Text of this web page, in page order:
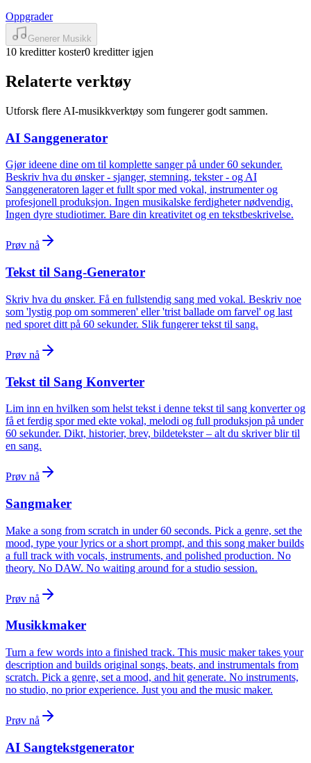
Oppgrader
Generer Musikk
10 kreditter koster0 kreditter igjen
Relaterte verktøy
Utforsk flere AI-musikkverktøy som fungerer godt sammen.
AI Sanggenerator
Gjør ideene dine om til komplette sanger på under 60 sekunder.
Beskriv hva du ønsker - sjanger, stemning, tekster - og AI
Sanggeneratoren lager et fullt spor med vokal, instrumenter og
profesjonell produksjon. Ingen musikalske ferdigheter nødvendig.
Ingen dyre studiotimer. Bare din kreativitet og en tekstbeskrivelse.
Prøv nå
Tekst til Sang-Generator
Skriv hva du ønsker. Få en fullstendig sang med vokal. Beskriv noe
som 'lystig pop om sommeren' eller 'trist ballade om farvel' og last
ned sporet ditt på 60 sekunder. Slik fungerer tekst til sang.
Prøv nå
Tekst til Sang Konverter
Lim inn en hvilken som helst tekst i denne tekst til sang konverter og
få et ferdig spor med ekte vokal, melodi og full produksjon på under
60 sekunder. Dikt, historier, brev, bildetekster – alt du skriver blir til
en sang.
Prøv nå
Sangmaker
Make a song from scratch in under 60 seconds. Pick a genre, set the
mood, type your lyrics or a short prompt, and this song maker builds
a full track with vocals, instruments, and polished production. No
theory. No DAW. No waiting around for a studio session.
Prøv nå
Musikkmaker
Turn a few words into a finished track. This music maker takes your
description and builds original songs, beats, and instrumentals from
scratch. Pick a genre, set a mood, and hit generate. No instruments,
no studio, no prior experience. Just you and the music maker.
Prøv nå
AI Sangtekstgenerator